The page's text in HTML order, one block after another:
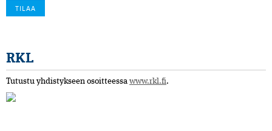
RKL
Tutustu yhdistykseen osoitteessa www.rkl.fi.